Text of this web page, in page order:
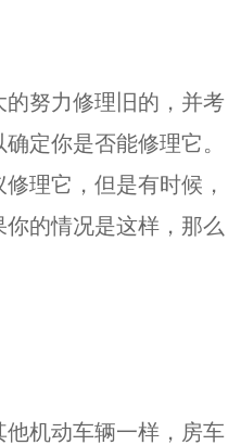
努力修理旧的，并考
定你是否能修理它。
理它，但是有时候，
的情况是这样，那么
机动车辆一样，房车